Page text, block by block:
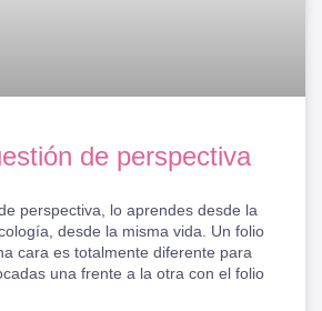
de perspectiva
perspectiva, lo aprendes desde la
desde la misma vida. Un folio
cara es totalmente diferente para
una frente a la otra con el folio